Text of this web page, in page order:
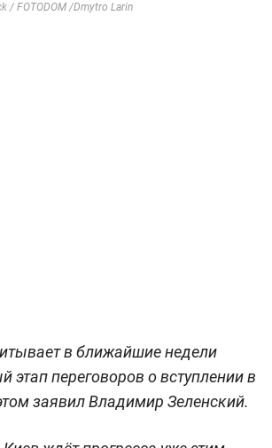
/ FOTODOM /Dmytro Larin
в ближайшие недели
этап переговоров о вступлении в
заявил Владимир Зеленский.